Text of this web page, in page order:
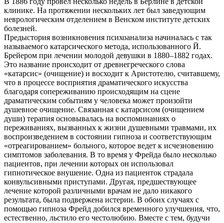
клинике. На протяжении нескольких лет был заведующим
неврологическим отделением в Венском институте детских
болезней.
Предыстория возникновения психоанализа начиналась с так
называемого катарсического метода, использованного Й.
Брейером при лечении молодой девушки в 1880–1882 годах.
Это название происходит от древнегреческого слова
«катарсис» (очищение) и восходит к Аристотелю, считавшему,
что в процессе восприятия драматического искусства
благодаря сопереживанию происходящим на сцене
драматическим событиям у человека может произойти
душевное очищение. Связанная с катарсисом (очищением
души) терапия основывалась на воспоминаниях о
переживаниях, вызванных к жизни душевными травмами, их
воспроизведением в состоянии гипноза и соответствующим
«отреагированием» больного, которое ведет к исчезновению
симптомов заболевания. В то время у Фрейда было несколько
пациентов, при лечении которых он использовал
гипнотическое внушение. Одна из пациенток страдала
конвульсивными приступами. Другая, предшествующее
лечение которой различными врачам не дало никакого
результата, была подвержена истерии. В обоих случаях с
помощью гипноза Фрейд добился временного улучшения, что,
естественно, льстило его честолюбию. Вместе с тем, будучи